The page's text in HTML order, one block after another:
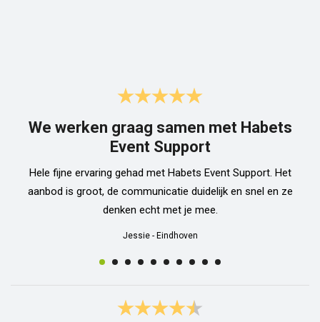
We werken graag samen met Habets
Event Support
Hele fijne ervaring gehad met Habets Event Support. Het
aanbod is groot, de communicatie duidelijk en snel en ze
denken echt met je mee.
Jessie - Eindhoven